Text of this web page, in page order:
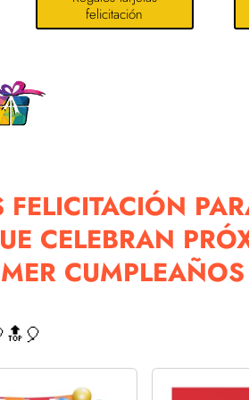
felicitación
FELICITACIÓN
CELEBRAN
CUMPLEAÑOS